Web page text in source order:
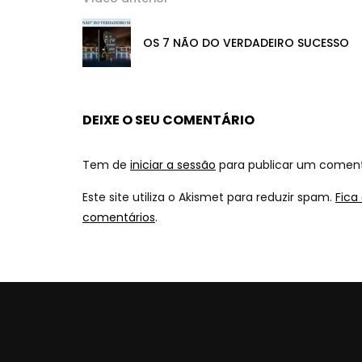
OS 7 NÃO DO VERDADEIRO SUCESSO
DEIXE O SEU COMENTÁRIO
Tem de iniciar a sessão para publicar um
Este site utiliza o Akismet para reduzir spam.
comentários.